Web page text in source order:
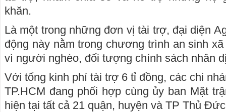
khăn.
Là một trong những đơn vị tài trợ, đại diện
động này nằm trong chương trình an sinh
vì người nghèo, đối tượng chính sách nhân
Với tổng kinh phí tài trợ 6 tỉ đồng, các chi
TP.HCM đang phối hợp cùng ủy ban Mặt
hiện tại tất cả 21 quận, huyện và TP Thủ